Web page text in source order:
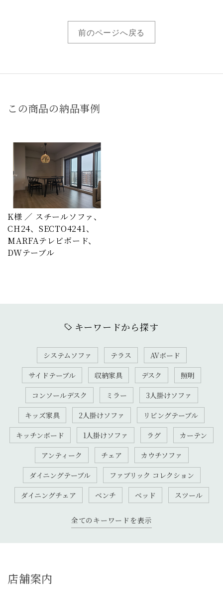
前のページへ戻る
この商品の納品事例
K様 ／ スチールソファ、
CH24、SECTO4241、
MARFAテレビボード、
DWテーブル
キーワードから探す
システムソファ テラス
AVボード
サイドテーブル
収納家具 デスク
照明
コンソールデスク
ミラー
3人掛けソファ
キッズ家具
2人掛けソファ
リビングテーブル
キッチンボード
1人掛けソファ ラグ
カーテン
アンティーク
チェア
カウチソファ
ダイニングテーブル
ファブリック コレクション
ダイニングチェア
ベンチ ベッド スツール
全てのキーワードを表示
店舗案内